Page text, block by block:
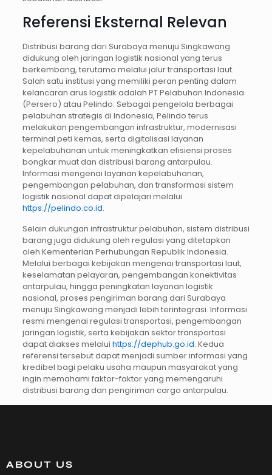
Referensi Eksternal Relevan
Distribusi barang dari Surabaya menuju Singkawang
didukung oleh jaringan logistik nasional yang terus
berkembang, terutama melalui jalur transportasi laut.
Salah satu institusi yang memiliki peran penting dalam
kelancaran arus logistik adalah PT Pelabuhan Indonesia
(Persero) atau Pelindo. Sebagai pengelola berbagai
pelabuhan strategis di Indonesia, Pelindo terus
melakukan pengembangan infrastruktur, modernisasi
terminal peti kemas, serta digitalisasi layanan
kepelabuhanan untuk meningkatkan efisiensi proses
bongkar muat dan distribusi barang antarpulau.
Informasi mengenai layanan kepelabuhanan,
pengembangan pelabuhan, dan transformasi sistem
logistik nasional dapat dipelajari melalui
https://pelindo.co.id.
Selain dukungan infrastruktur pelabuhan, sistem distribusi
barang juga didukung oleh regulasi yang ditetapkan
oleh Kementerian Perhubungan Republik Indonesia.
Melalui berbagai kebijakan mengenai transportasi laut,
keselamatan pelayaran, pengembangan konektivitas
antarpulau, hingga peningkatan layanan logistik
nasional, proses pengiriman barang dari Surabaya
menuju Singkawang menjadi lebih terintegrasi. Informasi
resmi mengenai regulasi transportasi, pengembangan
jaringan logistik, serta kebijakan sektor transportasi
dapat diakses melalui https://dephub.go.id. Kedua
referensi tersebut dapat menjadi sumber informasi yang
kredibel bagi pelaku usaha maupun masyarakat yang
ingin memahami faktor-faktor yang memengaruhi
distribusi barang dan pengiriman cargo antarpulau.
ABOUT US